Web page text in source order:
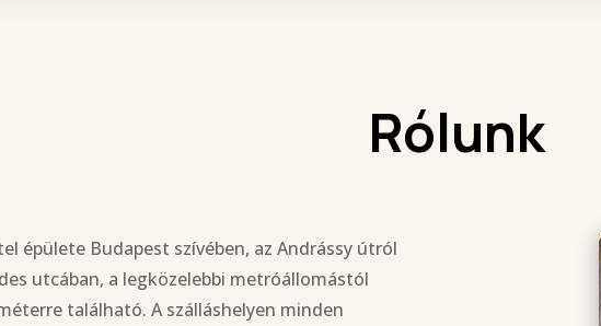
Rólunk
épülete Budapest szívében, az Andrássy útról
utcában, a legközelebbi metróállomástól
található. A szálláshelyen minden